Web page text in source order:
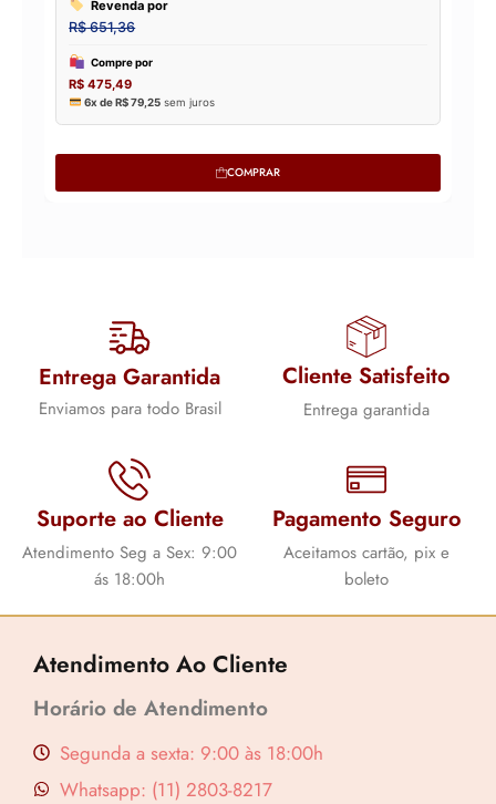
COMPRAR
Entrega Garantida
Enviamos para todo Brasil
Cliente Satisfeito
Entrega garantida
Suporte ao Cliente
Atendimento Seg a Sex: 9:00
ás 18:00h
Pagamento Seguro
Aceitamos cartão, pix e
boleto
Atendimento Ao Cliente
Horário de Atendimento
Segunda a sexta: 9:00 às 18:00h
Whatsapp: (11) 2803-8217